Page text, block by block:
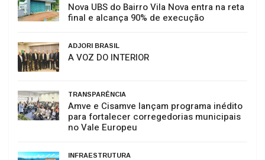
Nova UBS do Bairro Vila Nova entra na reta
final e alcança 90% de execução
ADJORI BRASIL
A VOZ DO INTERIOR
TRANSPARÊNCIA
Amve e Cisamve lançam programa inédito
para fortalecer corregedorias municipais
no Vale Europeu
INFRAESTRUTURA